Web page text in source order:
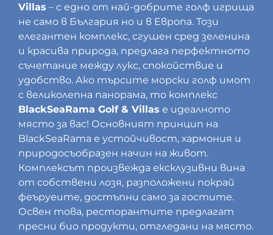
Villas – с едно от най-добрите голф игрища
не само в България но и в Европа. Този
елегантен комплекс, сгушен сред зеленина
и красива природа, предлага перфектното
съчетание между лукс, спокойствие и
удобство. Ако търсите морски голф имот
с великолепна панорама, то комплекс
BlackSeaRama Golf & Villas е идеалното
място за вас! Основният принцип на
BlackSeaRama е устойчивост, хармония и
природосъобразен начин на живот.
Комплексът произвежда ексклузивни вина
от собствени лозя, разположени покрай
феъруеите, достъпни само за гостите.
Освен това, ресторантите предлагат
пресни био продукти, отгледани на място.